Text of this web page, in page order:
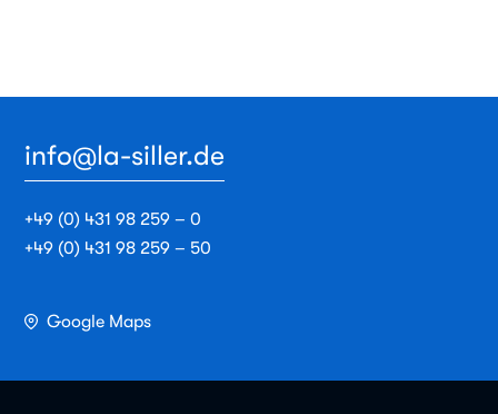
info@la-siller.de
+49 (0) 431 98 259 – 0
+49 (0) 431 98 259 – 50
Google Maps